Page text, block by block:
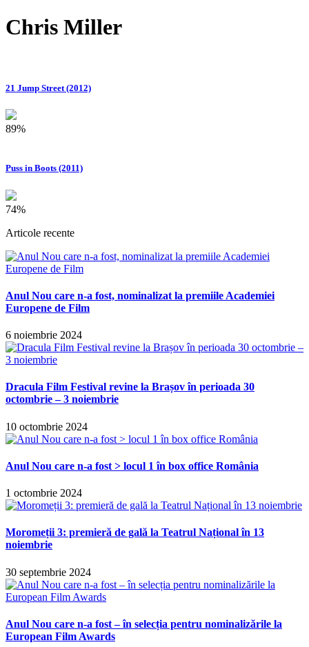
Chris Miller
21 Jump Street (2012)
89%
Puss in Boots (2011)
74%
Articole recente
Anul Nou care n-a fost, nominalizat la premiile Academiei
Europene de Film
6 noiembrie 2024
Dracula Film Festival revine la Brașov în perioada 30
octombrie – 3 noiembrie
10 octombrie 2024
Anul Nou care n-a fost > locul 1 în box office România
1 octombrie 2024
Moromeții 3: premieră de gală la Teatrul Național în 13
noiembrie
30 septembrie 2024
Anul Nou care n-a fost – în selecția pentru nominalizările la
European Film Awards